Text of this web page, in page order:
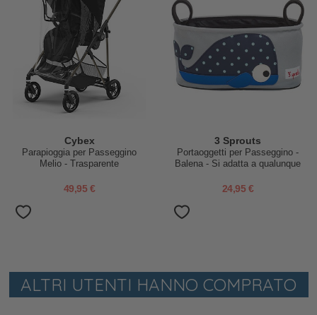
Cybex
Parapioggia per Passeggino
Melio - Trasparente
49,95 €
3 Sprouts
Portaoggetti per Passeggino -
Balena - Si adatta a qualunque
24,95 €
ALTRI UTENTI HANNO COMPRATO